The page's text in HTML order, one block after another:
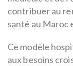
contribuer au
santé au Maroc
Ce modèle
aux besoins